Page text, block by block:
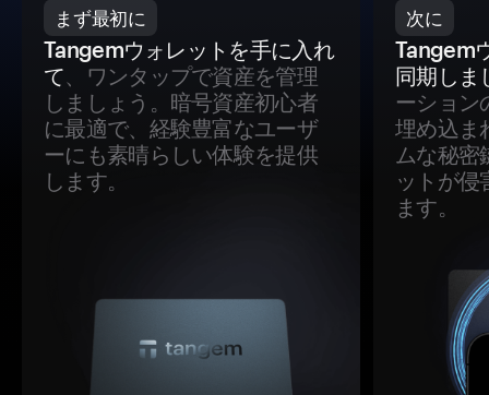
まず最初に
Tangemウォレットを手に入れ
て、ワンタップで資産を管理
しましょう。暗号資産初心者
に最適で、経験豊富なユーザ
ーにも素晴らしい体験を提供
します。
次に
Tangem
同期しま
ーション
埋め込ま
ムな秘密
ットが侵
ます。